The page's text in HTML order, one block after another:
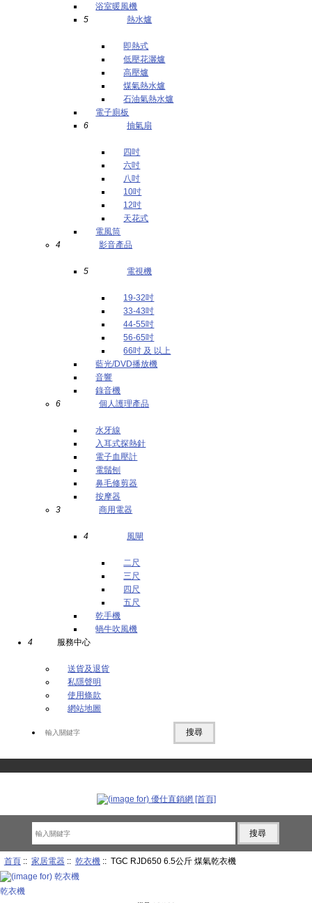
浴室暖風機
5
熱水爐
即熱式
低壓花灑爐
高壓爐
煤氣熱水爐
石油氣熱水爐
電子廁板
6
抽氣扇
四吋
六吋
八吋
10吋
12吋
天花式
電風筒
4
影音產品
5 電視機
19-32吋
33-43吋
44-55吋
56-65吋
66吋 及 以上
藍光/DVD播放機
音響
錄音機
6
個人護理產品
水牙線
入耳式探熱針
電子血壓計
電鬚刨
鼻毛修剪器
按摩器
3
商用電器
4 風閘
二尺
三尺
四尺
五尺
乾手機
蝸牛吹風機
4
服務中心
送貨及退貨
私隱聲明
使用條款
網站地圖
首頁:: 家居電器:: 乾衣機:: TGC RJD650 6.5公斤 煤氣乾衣機
乾衣機